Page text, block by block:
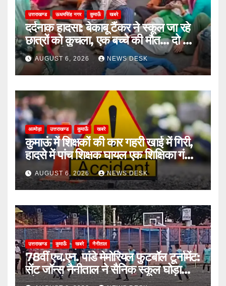
उत्तराखण्ड ऊधमसिंह नगर कुमाऊँ खबरे
दर्दनाक हादसा: बेकाबू टैंकर ने स्कूल जा रहे
छात्रों को कुचला, एक बच्चे की मौत… दो की
हालत गंभीर
AUGUST 6, 2026 NEWS DESK
अल्मोड़ा उत्तराखण्ड कुमाऊँ खबरे
कुमाऊं में शिक्षकों की कार गहरी खाई में गिरी,
हादसे में पांच शिक्षक घायल एक शिक्षिका गंभीर
घायल
AUGUST 6, 2026 NEWS DESK
उत्तराखण्ड कुमाऊँ खबरे नैनीताल
78वीं एच.एन. पांडे मेमोरियल फुटबॉल टूर्नामेंट:
सेंट जॉन्स नैनीताल ने सैनिक स्कूल घोड़ाखाल
को 1-0 से हराया